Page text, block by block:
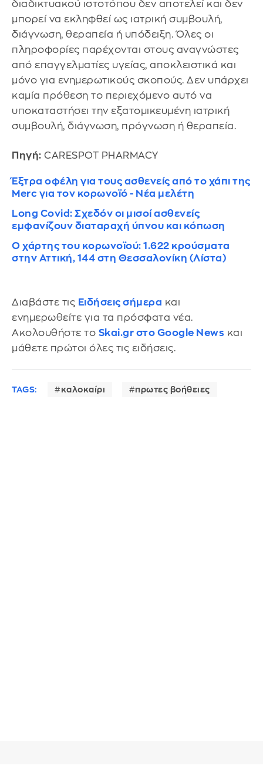
διαδικτυακού ιστοτόπου δεν αποτελεί και δεν
μπορεί να εκληφθεί ως ιατρική συμβουλή,
διάγνωση, θεραπεία ή υπόδειξη. Όλες οι
πληροφορίες παρέχονται στους αναγνώστες
από επαγγελματίες υγείας, αποκλειστικά και
μόνο για ενημερωτικούς σκοπούς. Δεν υπάρχει
καμία πρόθεση το περιεχόμενο αυτό να
υποκαταστήσει την εξατομικευμένη ιατρική
συμβουλή, διάγνωση, πρόγνωση ή θεραπεία.
Πηγή: CARESPOT PHARMACY
Έξτρα οφέλη για τους ασθενείς από το χάπι της
Merc για τον κορωνοϊό - Νέα μελέτη
Long Covid: Σχεδόν οι μισοί ασθενείς
εμφανίζουν διαταραχή ύπνου και κόπωση
Ο χάρτης του κορωνοϊού: 1.622 κρούσματα
στην Αττική, 144 στη Θεσσαλονίκη (Λίστα)
Διαβάστε τις Ειδήσεις σήμερα και
ενημερωθείτε για τα πρόσφατα νέα.
Ακολουθήστε το Skai.gr στο Google News και
μάθετε πρώτοι όλες τις ειδήσεις.
TAGS: καλοκαίρι πρωτες βοήθειες